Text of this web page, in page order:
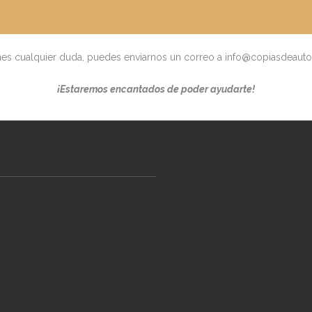
cualquier duda, puedes enviarnos un correo a
¡Estaremos encantados de poder ayudarte!